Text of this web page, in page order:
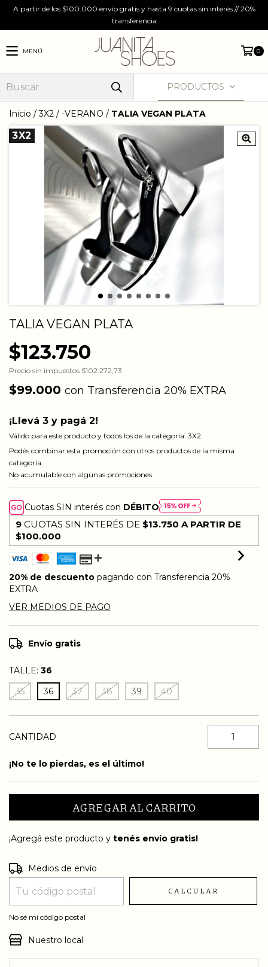
A partir de los $100.000 envío gratis y hasta 9 cuotas sin interés // 20%
transferencia
MENÚ 0
PRODUCTOS
Inicio / 3X2 / -VERANO / TALIA VEGAN PLATA
3X2
TALIA VEGAN PLATA
$123.750
Precio sin impuestos $102.272,73
$99.000 con Transferencia 20% EXTRA
¡Llevá 3 y pagá 2!
Válido para este producto y todos los de la categoría: 3X2.
Podés combinar esta promoción con otros productos de la misma
categoría.
No acumulable con algunas promociones
Cuotas SIN interés con DÉBITO
9 CUOTAS SIN INTERÉS DE $13.750
20% de descuento pagando con Transferencia 20%
EXTRA
VER MEDIOS DE PAGO
Envío gratis
TALLE: 36
35
36 37 38 39 40
CANTIDAD
¡No te lo pierdas, es el último!
¡Agregá este producto y tenés envío gratis!
Entregas para el CP:
Medios de envío
CALCULAR
No sé mi código postal
Nuestro local